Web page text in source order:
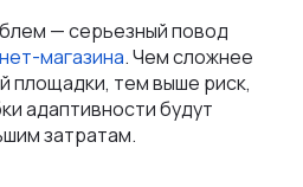
— серьезный повод
магазина. Чем сложнее
площадки, тем выше риск,
адаптивности будут
затратам.